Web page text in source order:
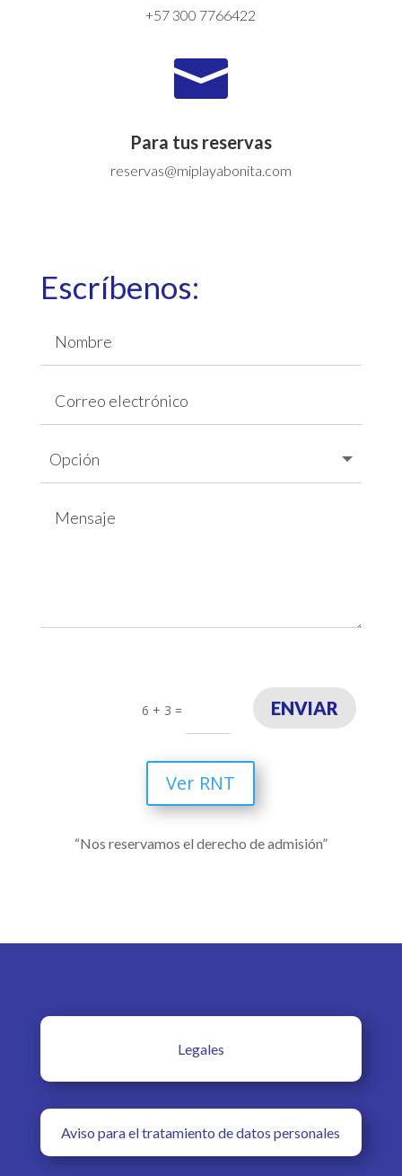
+57 300 7766422

Para tus reservas
reservas@miplayabonita.com
Escríbenos:
6 + 3 = ENVIAR
Ver RNT
“Nos reservamos el derecho de admisión”
Legales
Aviso para el tratamiento de datos personales